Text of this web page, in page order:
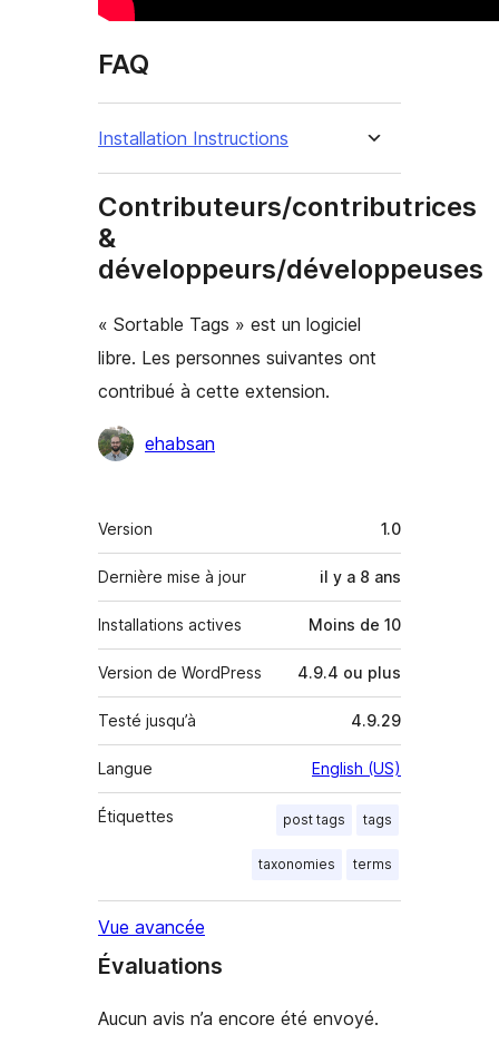
FAQ
Installation Instructions
Contributeurs/contributrices
&
développeurs/développeuses
« Sortable Tags » est un logiciel
libre. Les personnes suivantes ont
contribué à cette extension.
Contributeurs
ehabsan
Méta
Version 1.0
Dernière mise à jour il y a 8 ans
Installations actives Moins de 10
Version de WordPress 4.9.4 ou plus
Testé jusqu’à 4.9.29
Langue English (US)
Étiquettes post tags tags
taxonomies terms
Vue avancée
Évaluations
Aucun avis n’a encore été envoyé.